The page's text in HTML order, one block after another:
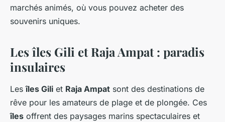
marchés animés, où vous pouvez acheter des
souvenirs uniques.
Les îles Gili et Raja Ampat : paradis
insulaires
Lesîles Gili et Raja Ampat sont des destinations de
rêve pour les amateurs de plage et de plongée. Ces
îles offrent des paysages marins spectaculaires et